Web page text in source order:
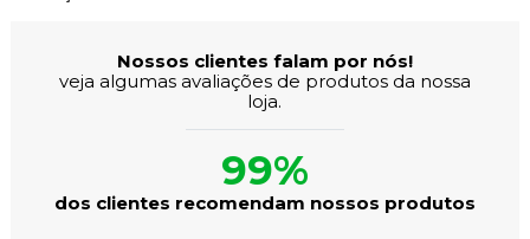
Nossos clientes falam por nós!
veja algumas avaliações de produtos da nossa
loja.
99%
dos clientes recomendam nossos produtos